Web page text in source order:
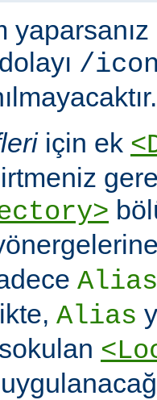
/
için ek
Alias
Alias